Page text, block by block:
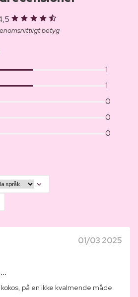
betyg
1
1
0
0
0
01/03 2025
på en ikke kvalmende måde